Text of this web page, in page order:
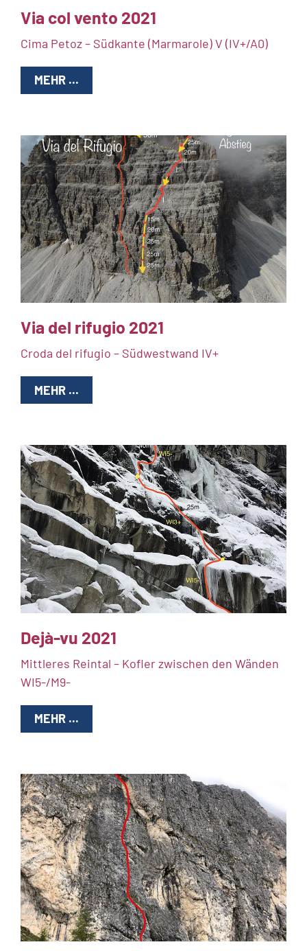
Via col vento 2021
Cima Petoz – Südkante (Marmarole) V (IV+/A0)
MEHR ...
Via del rifugio 2021
Croda del rifugio – Südwestwand IV+
MEHR ...
Dejà-vu 2021
Mittleres Reintal – Kofler zwischen den Wänden
WI5-/M9-
MEHR ...